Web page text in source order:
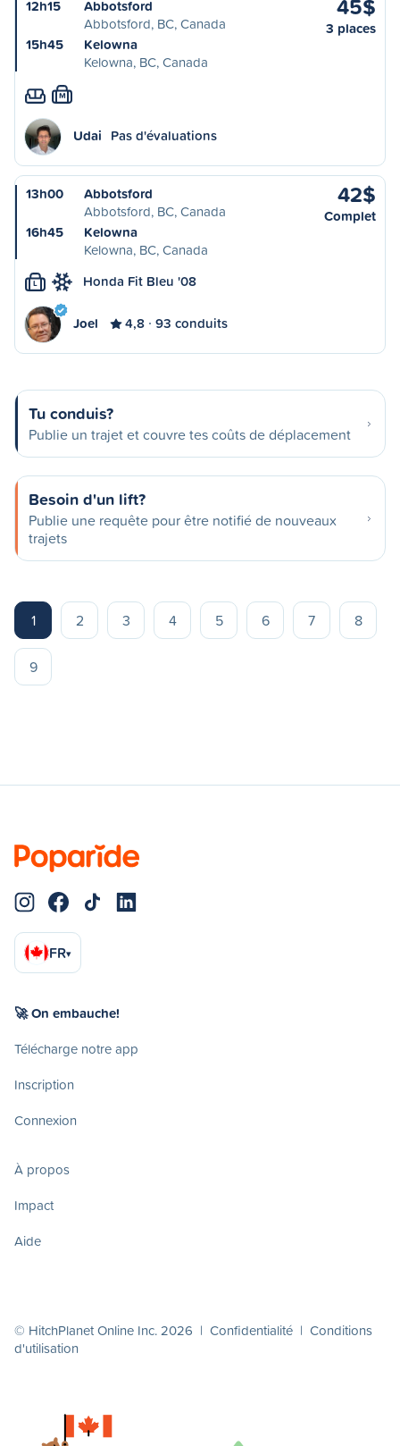
12h15
Abbotsford
Abbotsford, BC, Canada
15h45
Kelowna
Kelowna, BC, Canada
45$
3 places
M
Udai Pas d'évaluations
13h00
Abbotsford
Abbotsford, BC, Canada
16h45
Kelowna
Kelowna, BC, Canada
42$
Complet
L Honda Fit Bleu '08
Joel 4,8 93 conduits
Tu conduis?
Publie un trajet et couvre tes coûts de déplacement
Besoin d'un lift?
Publie une requête pour être notifié de nouveaux
trajets
1 2 3 4 5 6 7 8
9
FR▾
🚀 On embauche!
Télécharge notre app
Inscription
Connexion
À propos
Impact
Aide
© HitchPlanet Online Inc. 2026 | Confidentialité | Conditions
d'utilisation